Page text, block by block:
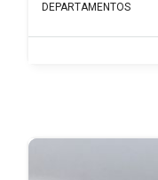
DEPARTAMENTOS